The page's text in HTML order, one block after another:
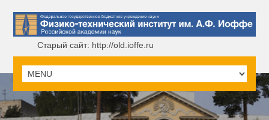
Старый сайт: http://old.ioffe.ru